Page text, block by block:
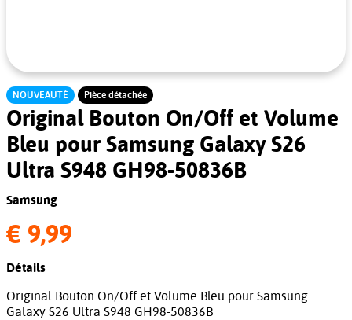
NOUVEAUTÉ Pièce détachée
Original Bouton On/Off et Volume
Bleu pour Samsung Galaxy S26
Ultra S948 GH98-50836B
Samsung
€ 9,99
Détails
Original Bouton On/Off et Volume Bleu pour Samsung
Galaxy S26 Ultra S948 GH98-50836B